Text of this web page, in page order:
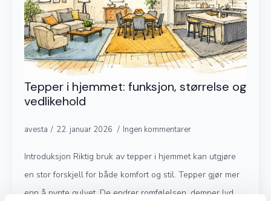
Tepper i hjemmet: funksjon, størrelse og
vedlikehold
avesta 22. januar 2026 Ingen kommentarer
Introduksjon Riktig bruk av tepper i hjemmet kan utgjøre
en stor forskjell for både komfort og stil. Tepper gjør mer
enn å pynte gulvet. De endrer romfølelsen, demper lyd,